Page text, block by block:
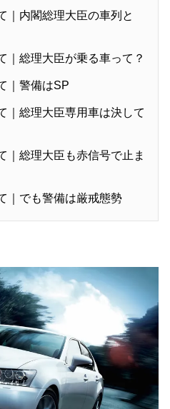
｜内閣総理大臣の車列と
｜総理大臣が乗る車って？
｜警備はSP
｜総理大臣専用車は決して
｜総理大臣も赤信号で止ま
｜でも警備は厳戒態勢